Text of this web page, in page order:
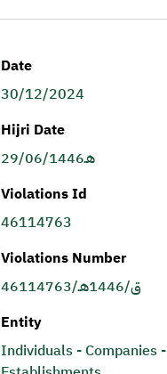
Date
30/12/2024
Hijri Date
29/06/1446هـ
Violations Id
46114763
Violations Number
46114763/ق/1446هـ
Entity
Individuals - Companies -